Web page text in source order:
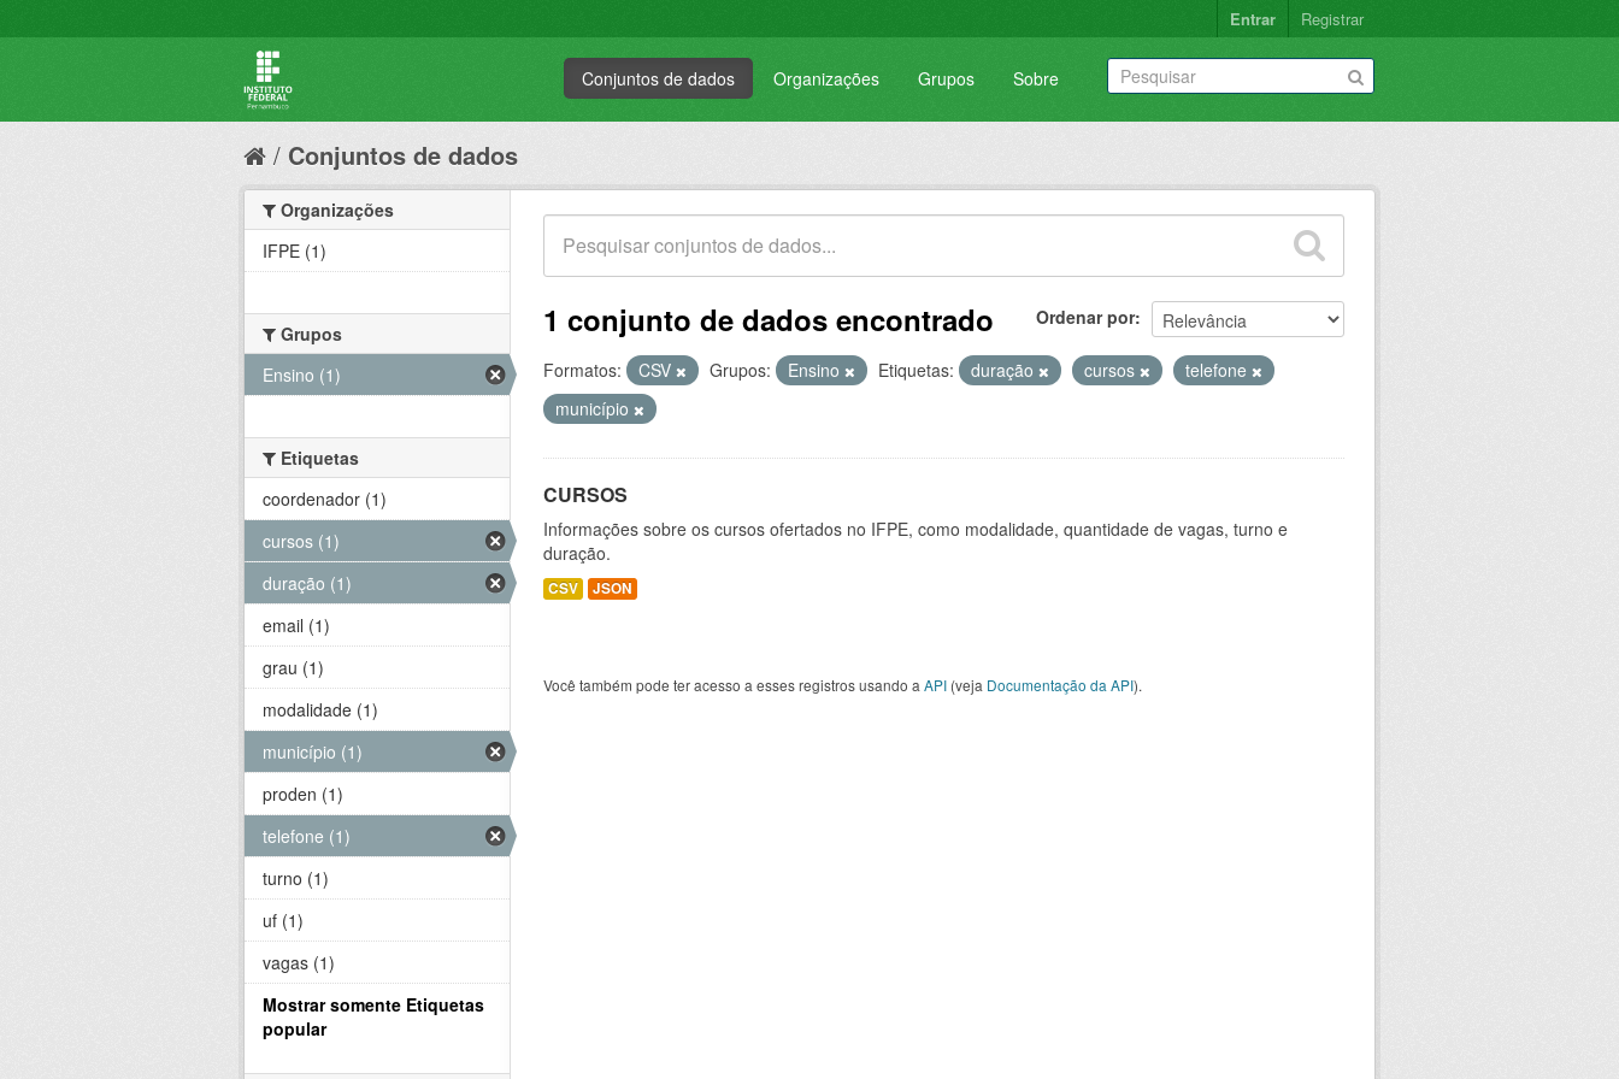
Entrar Registrar
Conjuntos de dados Organizações Grupos Sobre
Conjuntos de dados
Ordenar por
1 conjunto de dados encontrado
Formatos: CSV Grupos: Ensino Etiquetas: duração cursos
telefone
município
CURSOS
Informações sobre os cursos ofertados no IFPE, como modalidade, quantidade de vagas, turno e
duração.
CSV JSON
Você também pode ter acesso a esses registros usando a API (veja Documentação da API).
Organizações
IFPE (1)
Grupos
Ensino (1)
Etiquetas
coordenador (1)
cursos (1)
duração (1)
email (1)
grau (1)
modalidade (1)
município (1)
proden (1)
telefone (1)
turno (1)
uf (1)
vagas (1)
Mostrar somente Etiquetas
popular